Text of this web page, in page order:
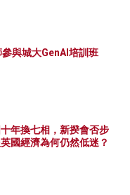
與城大GenAI培訓班
年換七相，新揆會否步
國經濟為何仍然低迷？